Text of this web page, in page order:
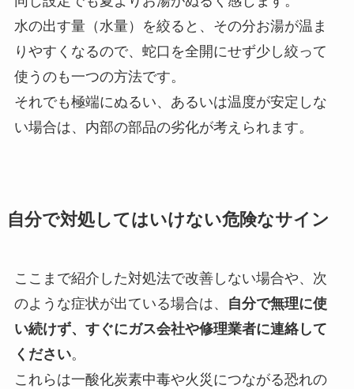
水の出す量（水量）を絞ると、その分お湯が温ま
りやすくなるので、蛇口を全開にせず少し絞って
使うのも一つの方法です。
それでも極端にぬるい、あるいは温度が安定しな
い場合は、内部の部品の劣化が考えられます。
自分で対処してはいけない危険なサイン
ここまで紹介した対処法で改善しない場合や、次
のような症状が出ている場合は、
自分で無理に使
い続けず、すぐにガス会社や修理業者に連絡して
ください。
これらは一酸化炭素中毒や火災につながる恐れの